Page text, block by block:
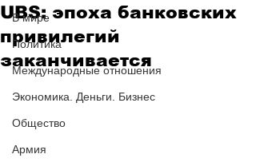
В мире
Политика
Международные отношения
Экономика. Деньги. Бизнес
Общество
Армия
UBS: эпоха банковских
привилегий
заканчивается